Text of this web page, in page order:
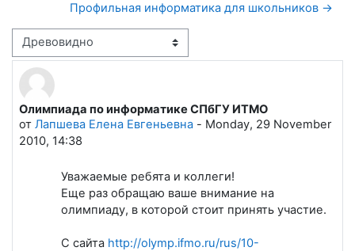
Профильная информатика для школьников →
Режим отображения
Олимпиада по информатике СПбГУ ИТМО
от Лапшева Елена Евгеньевна - Monday, 29 November
2010, 14:38
Количество ответов: 0
Уважаемые ребята и коллеги!
Еще раз обращаю ваше внимание на
олимпиаду, в которой стоит принять участие.
С сайта http://olymp.ifmo.ru/rus/10-